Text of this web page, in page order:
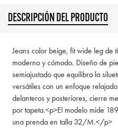
DESCRIPCIÓN DEL PRODUCTO
Jeans color beige, fit wide leg de
moderno y cómodo. Diseño de
semiajustado que equilibra la
versátiles con un enfoque
delanteros y posteriores, cierre
por tapeta.<p>El modelo mide
una prenda en talla 32/M.</p>